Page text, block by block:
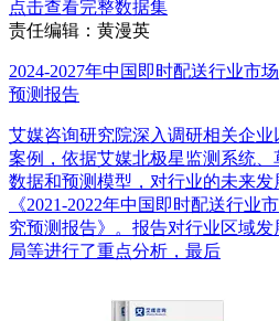
点击查看完整数据集
责任编辑：黄漫英
2024-2027年中国即时配送行业市
预测报告
艾媒咨询研究院深入调研相关企
案例，依据艾媒北极星监测系统
数据和预测模型，对行业的未来
《2021-2022年中国即时配送行业
究预测报告》。报告对行业区域
局等进行了重点分析，最后